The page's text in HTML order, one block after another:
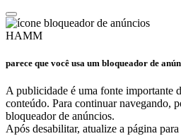
HAMM
parece que você usa um bloqueador de
A publicidade é uma fonte importante
conteúdo. Para continuar navegando,
bloqueador de anúncios.
Após desabilitar, atualize a página